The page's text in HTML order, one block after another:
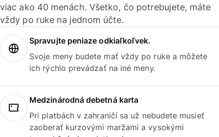
viac ako 40 menách. Všetko, čo potrebujete, máte
vždy po ruke na jednom účte.
Spravujte peniaze odkiaľkoľvek.
Svoje meny budete mať vždy po ruke a môžete
ich rýchlo prevádzať na iné meny.
Medzinárodná debetná karta
Pri platbách v zahraničí sa už nebudete musieť
zaoberať kurzovými maržami a vysokými